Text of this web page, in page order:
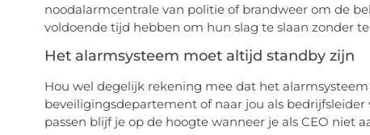
noodalarmcentrale van politie of brandweer om de
voldoende tijd hebben om hun slag te slaan zonder
Het alarmsysteem moet altijd standby zijn
Hou wel degelijk rekening mee dat het
beveiligingsdepartement of naar jou als
passen blijf je op de hoogte wanneer je als CEO niet